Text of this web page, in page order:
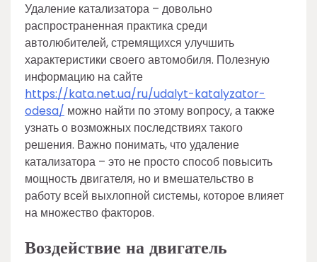
Удаление катализатора – довольно
распространенная практика среди
автолюбителей, стремящихся улучшить
характеристики своего автомобиля. Полезную
информацию на сайте
https://kata.net.ua/ru/udalyt-katalyzator-
odesa/ можно найти по этому вопросу, а также
узнать о возможных последствиях такого
решения. Важно понимать, что удаление
катализатора – это не просто способ повысить
мощность двигателя, но и вмешательство в
работу всей выхлопной системы, которое влияет
на множество факторов.
Воздействие на двигатель